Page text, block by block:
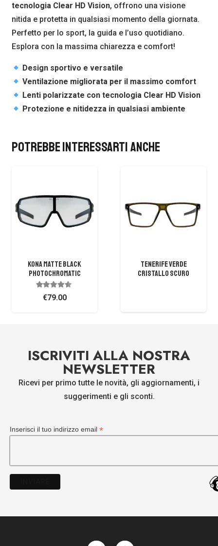
tecnologia Clear HD Vision, offrono una visione
nitida e protetta in qualsiasi momento della giornata.
Perfetto per lo sport, la guida e l’uso quotidiano.
Esplora con la massima chiarezza e comfort!
Design sportivo e versatile
Ventilazione migliorata per il massimo comfort
Lenti polarizzate con tecnologia Clear HD Vision
Protezione e nitidezza in qualsiasi ambiente
Potrebbe interessarti anche
Kona Matte Black
Photochromatic
€79.00
Tenerife Verde
Cristallo Scuro
ISCRIVITI ALLA NOSTRA
NEWSLETTER
Ricevi per primo tutte le novità, gli aggiornamenti, i
suggerimenti e gli sconti.
Inserisci il tuo indirizzo email *